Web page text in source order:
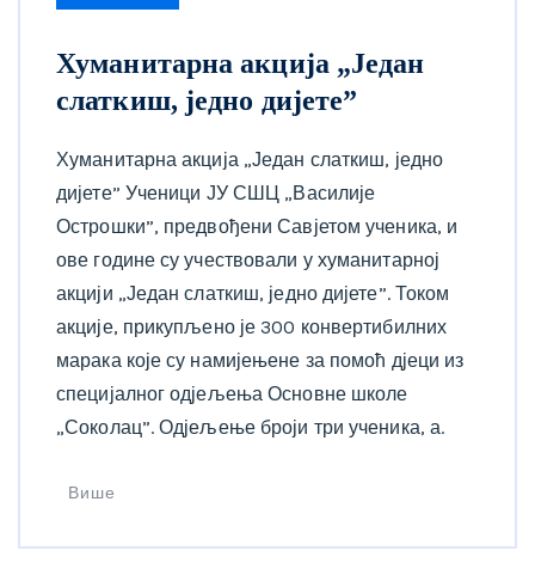
Хуманитарна акција „Један
слаткиш, једно дијете”
Хуманитарна акција „Један слаткиш, једно
дијете” Ученици ЈУ СШЦ „Василије
Острошки”, предвођени Савјетом ученика, и
ове године су учествовали у хуманитарној
акцији „Један слаткиш, једно дијете”. Током
акције, прикупљено је 300 конвертибилних
марака које су намијењене за помоћ дјеци из
специјалног одјељења Основне школе
„Соколац”. Одјељење броји три ученика, а.
Више